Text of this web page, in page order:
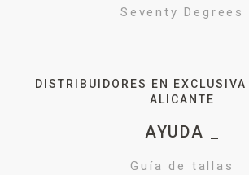
Seventy Degrees
DISTRIBUIDORES EN EXCLUSIVA
ALICANTE
AYUDA _
Guía de tallas